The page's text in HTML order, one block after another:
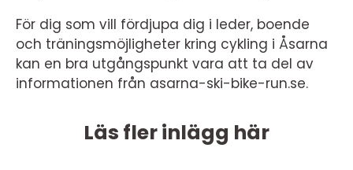
För dig som vill fördjupa dig i leder, boende
och träningsmöjligheter kring cykling i Åsarna
kan en bra utgångspunkt vara att ta del av
informationen från asarna-ski-bike-run.se.
Läs fler inlägg här